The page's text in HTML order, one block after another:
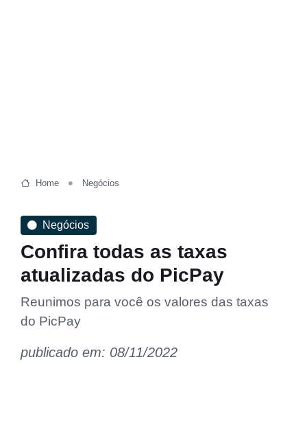
Home Negócios
Negócios
Confira todas as taxas
atualizadas do PicPay
Reunimos para você os valores das taxas
do PicPay
publicado em: 08/11/2022